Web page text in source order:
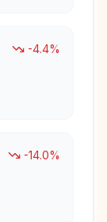
-4.4%
-14.0%